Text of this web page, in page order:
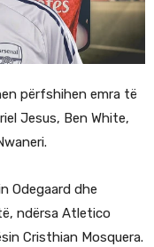
përfshihen emra të
Jesus, Ben White,
Odegaard dhe
ndërsa Atletico
Cristhian Mosquera.